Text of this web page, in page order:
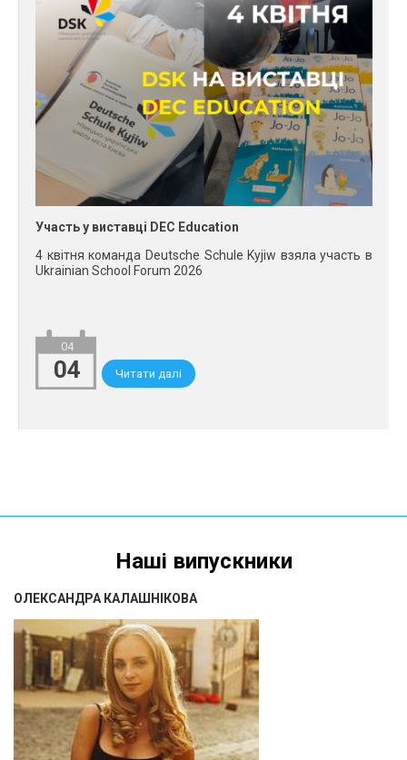
Участь у виставці DEC Education
4 квітня команда Deutsche Schule Kyjiw взяла участь в
Ukrainian School Forum 2026
04
04 Читати далі
Наші випускники
ОЛЕКСАНДРА КАЛАШНІКОВА